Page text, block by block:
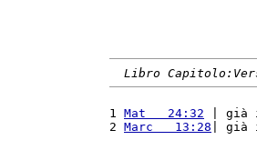
Libro
1 Mat   24:32 | già
2 Marc   13:28 | già